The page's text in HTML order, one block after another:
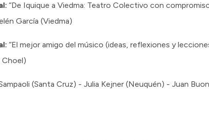
“De Iquique a Viedma: Teatro Colectivo con
García (Viedma)
“El mejor amigo del músico (ideas, reflexiones y
Choel)
(Santa Cruz) - Julia Kejner (Neuquén) - Juan